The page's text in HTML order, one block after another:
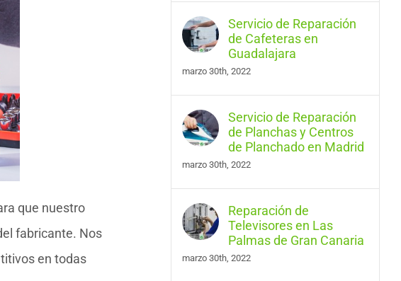
que nuestro
fabricante. Nos
en todas
Servicio de Reparación
de Cafeteras en
Guadalajara
marzo 30th, 2022
Servicio de Reparación
de Planchas y Centros
de Planchado en Madrid
marzo 30th, 2022
Reparación de
Televisores en Las
Palmas de Gran Canaria
marzo 30th, 2022